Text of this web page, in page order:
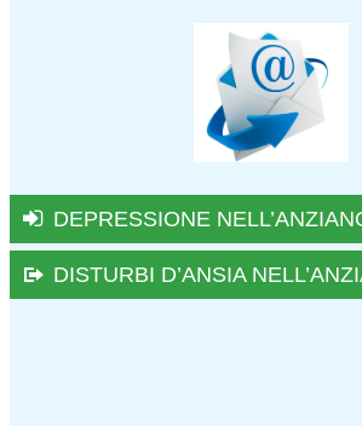
DEPRESSIONE
DISTURBI D’ANSIA